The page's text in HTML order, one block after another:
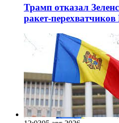
Трамп отказал
ракет-